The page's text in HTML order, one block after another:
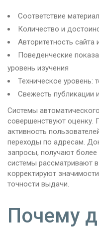
Соответствие
Количество и
Авторитетность сайта
Поведенческие
уровень изучения
Техническое уровень:
Свежесть публикации
Системы
совершенствуют оценку.
активность
переходы по адресам.
запросы, получают
системы рассматривают
корректируют
точности выдачи.
Почему